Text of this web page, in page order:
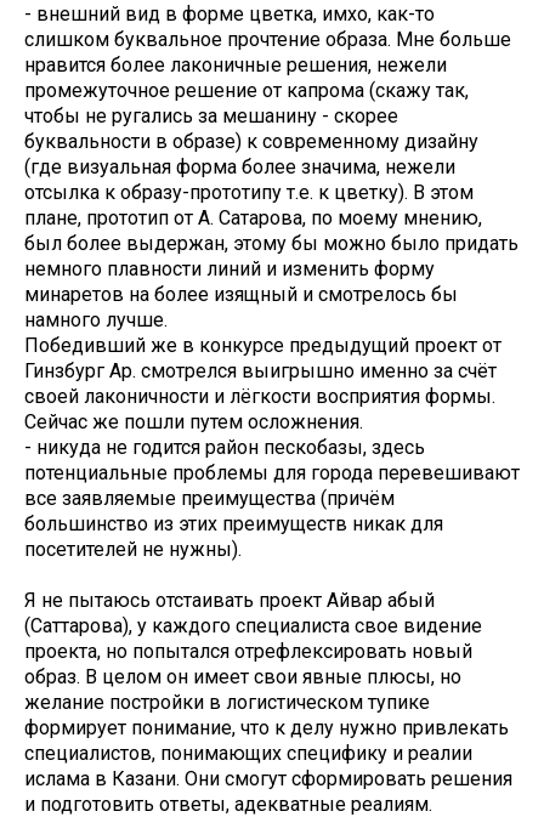
- внешний вид в форме цветка, имхо, как-то
слишком буквальное прочтение образа. Мне больше
нравится более лаконичные решения, нежели
промежуточное решение от капрома (скажу так,
чтобы не ругались за мешанину - скорее
буквальности в образе) к современному дизайну
(где визуальная форма более значима, нежели
отсылка к образу-прототипу т.е. к цветку). В этом
плане, прототип от А. Сатарова, по моему мнению,
был более выдержан, этому бы можно было придать
немного плавности линий и изменить форму
минаретов на более изящный и смотрелось бы
намного лучше.
Победивший же в конкурсе предыдущий проект от
Гинзбург Ар. смотрелся выигрышно именно за счёт
своей лаконичности и лёгкости восприятия формы.
Сейчас же пошли путем осложнения.
- никуда не годится район пескобазы, здесь
потенциальные проблемы для города перевешивают
все заявляемые преимущества (причём
большинство из этих преимуществ никак для
посетителей не нужны).
Я не пытаюсь отстаивать проект Айвар абый
(Саттарова), у каждого специалиста свое видение
проекта, но попытался отрефлексировать новый
образ. В целом он имеет свои явные плюсы, но
желание постройки в логистическом тупике
формирует понимание, что к делу нужно привлекать
специалистов, понимающих специфику и реалии
ислама в Казани. Они смогут сформировать решения
и подготовить ответы, адекватные реалиям.